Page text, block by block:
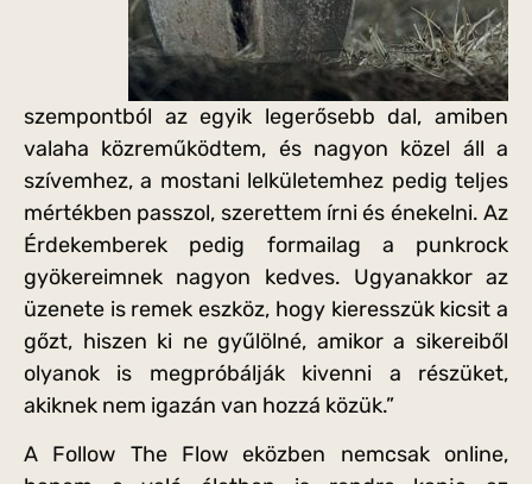
szempontból az egyik legerősebb dal, amiben
valaha közreműködtem, és nagyon közel áll a
szívemhez, a mostani lelkületemhez pedig teljes
mértékben passzol, szerettem írni és énekelni. Az
Érdekemberek pedig formailag a punkrock
gyökereimnek nagyon kedves. Ugyanakkor az
üzenete is remek eszköz, hogy kieresszük kicsit a
gőzt, hiszen ki ne gyűlölné, amikor a sikereiből
olyanok is megpróbálják kivenni a részüket,
akiknek nem igazán van hozzá közük.”
A Follow The Flow eközben nemcsak online,